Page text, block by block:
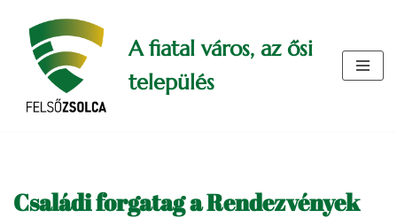
Skip
content
A fiatal város, az ősi
település
Családi forgatag a Rendezvények